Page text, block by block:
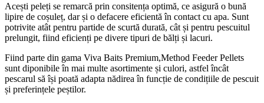
Acești peleți se remarcă prin consitența optimă, ce asigură o bună
lipire de coșuleț, dar și o defacere eficientă în contact cu apa. Sunt
potrivite atât pentru partide de scurtă durată, cât și pentru pescuitul
prelungit, fiind eficienți pe divere tipuri de bălți și lacuri.
Fiind parte din gama Viva Baits Premium,Method Feeder Pellets
sunt diponibile în mai multe asortimente și culori, astfel încât
pescarul să își poată adapta nădirea în funcție de condițiile de pescuit
și preferințele peștilor.